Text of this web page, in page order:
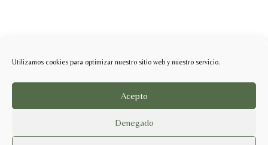
Utilizamos cookies para optimizar nuestro sitio web y nuestro servicio.
Acepto
Denegado